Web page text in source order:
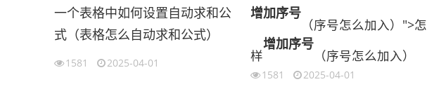
一个表格中如何设置自动求和公
式（表格怎么自动求和公式）
1581 2025-04-01
增加序号
（序号怎么加入）">怎
样
增加序号
（序号怎么加入）
1581 2025-04-01